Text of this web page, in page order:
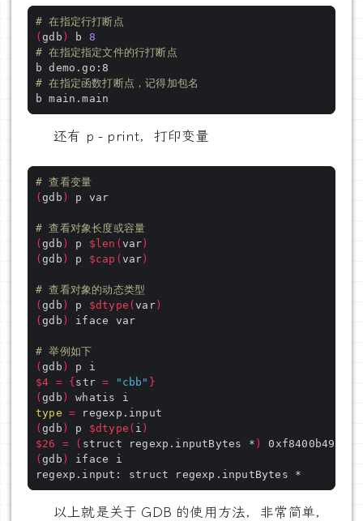
# 在指定行打断点
(gdb ) b 8
# 在指定指定文件的行打断点
# 在指定函数打断点，记得加包名
还有 p - print，打印变量
# 查看变量
(gdb )
# 查看对象长度或容量
(gdb ) p $len ( var )
(gdb ) p $cap ( var )
# 查看对象的动态类型
(gdb ) p $dtype (var)
(gdb )
# 举例如下
(gdb )
$4 = { str = "cbb" }
(gdb )
type
=
(gdb ) p $dtype ( i )
$26
= ( struct regexp.inputBytes * )
(gdb )
以上就是关于 GDB 的使用方法，非常简单，